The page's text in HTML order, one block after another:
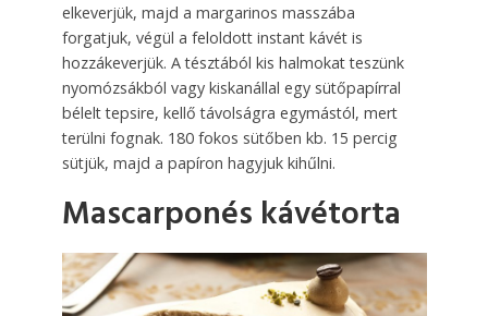
elkeverjük, majd a margarinos masszába
forgatjuk, végül a feloldott instant kávét is
hozzákeverjük. A tésztából kis halmokat teszünk
nyomózsákból vagy kiskanállal egy sütőpapírral
bélelt tepsire, kellő távolságra egymástól, mert
terülni fognak. 180 fokos sütőben kb. 15 percig
sütjük, majd a papíron hagyjuk kihűlni.
Mascarponés kávétorta